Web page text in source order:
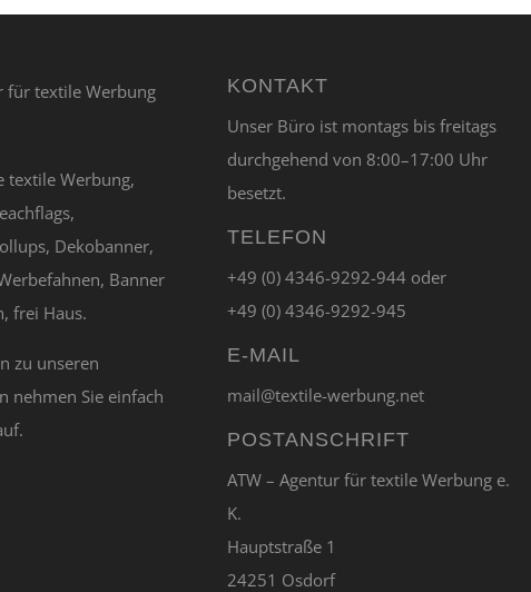
textile Werbung,
Dekobanner,
Banner
frei Haus.
zu unseren
nehmen Sie einfach
KONTAKT
Unser Büro ist montags bis freitags
durchgehend von 8:00–17:00 Uhr
besetzt.
TELEFON
+49 (0) 4346-9292-944 oder
+49 (0) 4346-9292-945
E-MAIL
mail@textile-werbung.net
POSTANSCHRIFT
ATW – Agentur für textile Werbung e.
K.
Hauptstraße 1
24251 Osdorf